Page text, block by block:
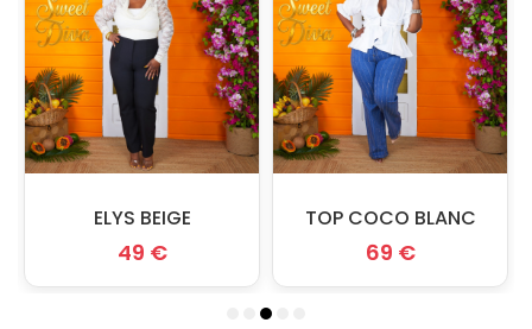
ELYS BEIGE
49 €
TOP COCO BLANC
69 €